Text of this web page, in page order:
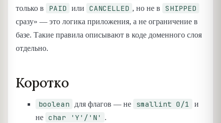
только в
PAID или CANCELLED , но не в SHIPPED
сразу» — это логика приложения, а не ограничение в
базе. Такие правила описывают в коде доменного слоя
отдельно.
Коротко
boolean для флагов — не smallint 0/1
и
не char 'Y'/'N'
.